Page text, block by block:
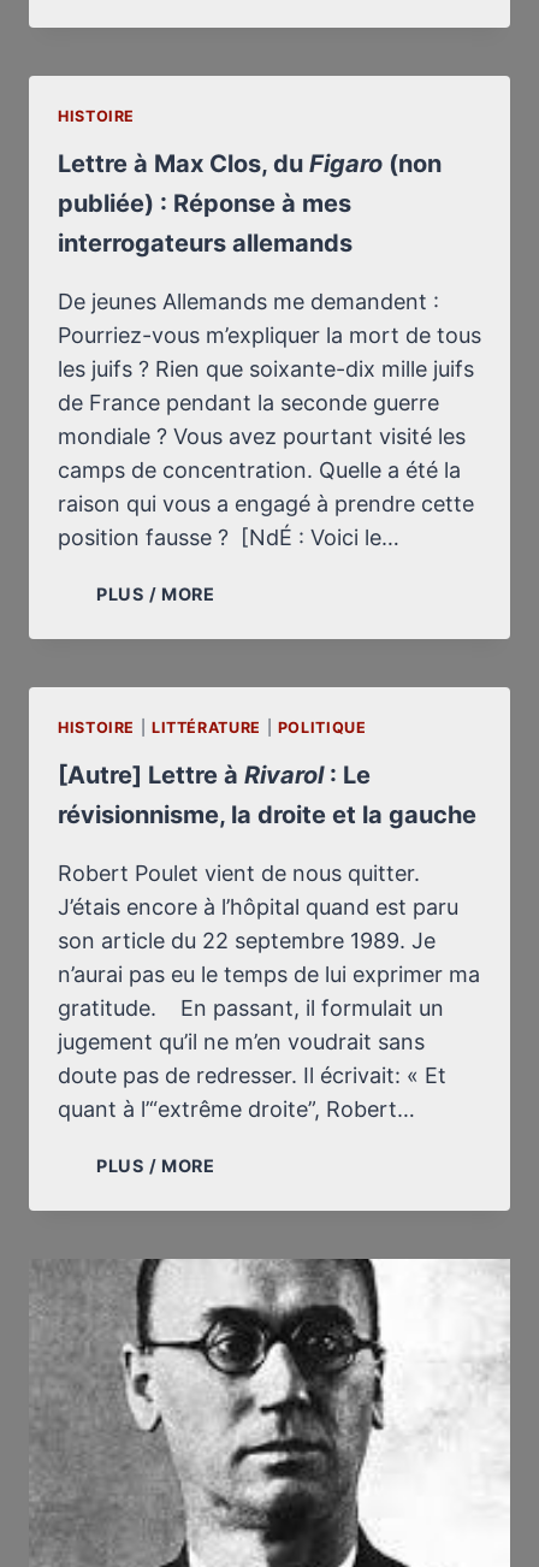
MARC
CÉLINIEN
HISTOIRE
Lettre à Max Clos, du Figaro (non
publiée) : Réponse à mes
interrogateurs allemands
De jeunes Allemands me demandent :
Pourriez-vous m’expliquer la mort de tous
les juifs ? Rien que soixante-dix mille juifs
de France pendant la seconde guerre
mondiale ? Vous avez pourtant visité les
camps de concentration. Quelle a été la
raison qui vous a engagé à prendre cette
position fausse ? [NdÉ : Voici le…
PLUS / MORE
MAX
FIGARO
PUBLIÉE)
:
À
MES
INTERROGATEURS
ALLEMANDS
HISTOIRE LITTÉRATURE POLITIQUE
[Autre] Lettre à Rivarol: Le
révisionnisme, la droite et la gauche
Robert Poulet vient de nous quitter.
J’étais encore à l’hôpital quand est paru
son article du 22 septembre 1989. Je
n’aurai pas eu le temps de lui exprimer ma
gratitude. En passant, il formulait un
jugement qu’il ne m’en voudrait sans
doute pas de redresser. Il écrivait: « Et
quant à l’“extrême droite”, Robert…
PLUS / MORE
À
LE
RÉVISIONNISME,
LA
DROITE
ET
LA
GAUCHE